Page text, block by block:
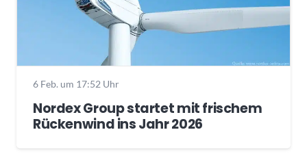
6 Feb. um 17:52 Uhr
Nordex Group startet mit frischem
Rückenwind ins Jahr 2026